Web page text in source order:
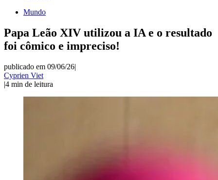
Mundo
Papa Leão XIV utilizou a IA e o resultado
foi cômico e impreciso!
publicado em 09/06/26|
Cyprien Viet
|4 min de leitura